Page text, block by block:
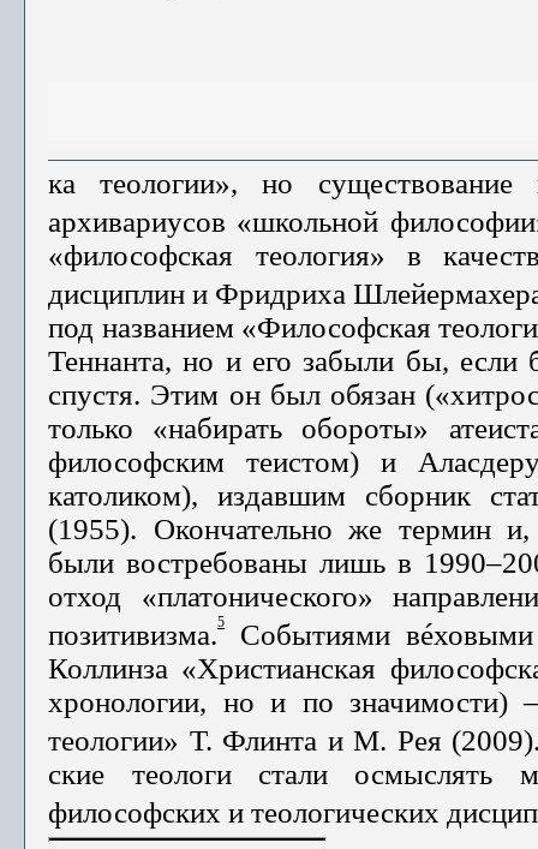
ка теологии», но
архивариусов «школьной
«философская теология» в
дисциплин и Фри­дриха
под названием «Философская
Теннанта, но и его забыли бы, если
спустя. Этим он был обязан
только «набирать обороты»
философским теистом) и
католиком), издавшим сборник
(1955). Окончательно же термин и,
были востребованы лишь в
отход «платонического»
позитивизма.5Событиями вéховыми
Коллинза «Христианская
хронологии, но и по значимости)
теологии» Т. Флинта и М. Рея
ские теологи стали осмыслять
философских и теологических